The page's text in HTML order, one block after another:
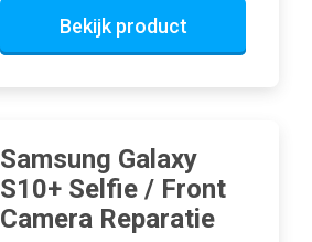
Bekijk product
Samsung Galaxy
S10+ Selfie / Front
Camera Reparatie